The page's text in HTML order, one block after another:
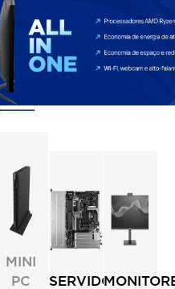
MINI
PC
SERVIDORES